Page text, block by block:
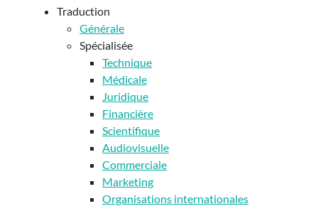
Traduction
Générale
Spécialisée
Technique
Médicale
Juridique
Financière
Scientifique
Audiovisuelle
Commerciale
Marketing
Organisations internationales